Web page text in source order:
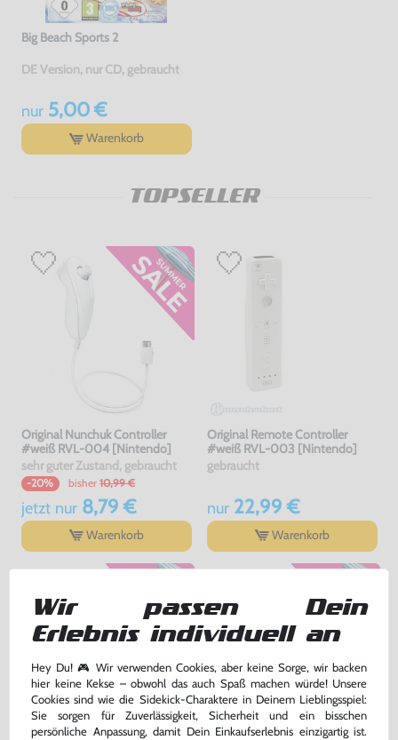
Big Beach Sports 2
DE Version, nur CD, gebraucht
nur5,00 €
Warenkorb
TOPSELLER
Original Nunchuk Controller
#weiß RVL-004 [Nintendo]
sehr guter Zustand, gebraucht
-20% bisher 10,99 €
jetzt nur8,79 €
Warenkorb
Original Remote Controller
#weiß RVL-003 [Nintendo]
gebraucht
nur22,99 €
Warenkorb
Wir passen Dein
Erlebnis individuell an
Hey Du! 🎮 Wir verwenden Cookies, aber keine Sorge, wir backen
hier keine Kekse – obwohl das auch Spaß machen würde! Unsere
Cookies sind wie die Sidekick-Charaktere in Deinem Lieblingsspiel:
Sie sorgen für Zuverlässigkeit, Sicherheit und ein bisschen
persönliche Anpassung, damit Dein Einkaufserlebnis einzigartig ist.